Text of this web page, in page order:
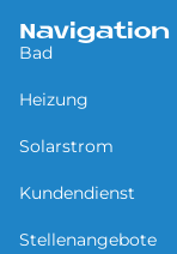
Navigation
Bad
Heizung
Solarstrom
Kundendienst
Stellenangebote